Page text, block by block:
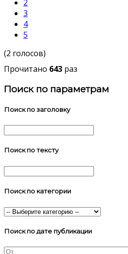
2
3
4
5
(2 голосов)
Прочитано 643 раз
Поиск по параметрам
Поиск по заголовку
Поиск по тексту
Поиск по категории
Поиск по дате публикации